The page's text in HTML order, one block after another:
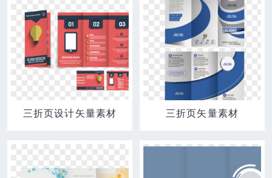
三折页设计矢量素材 三折页矢量素材